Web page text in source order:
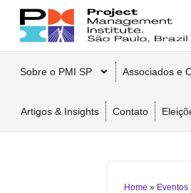
Sobre o PMI SP Associados e
Artigos & Insights Contato
Home » Eventos